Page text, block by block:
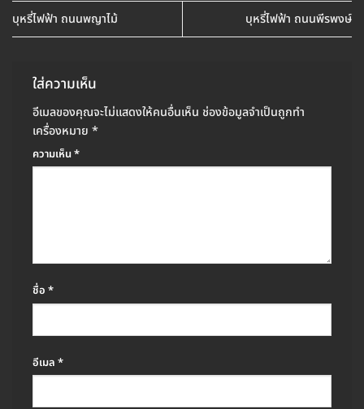
บุหรี่ไฟฟ้า ถนนพญาไม้ บุหรี่ไฟฟ้า ถนนพีรพงษ์
ใส่ความเห็น
อีเมลของคุณจะไม่แสดงให้คนอื่นเห็น ช่องข้อมูลจำเป็นถูกทำ
เครื่องหมาย *
ความเห็น*
ชื่อ *
อีเมล *